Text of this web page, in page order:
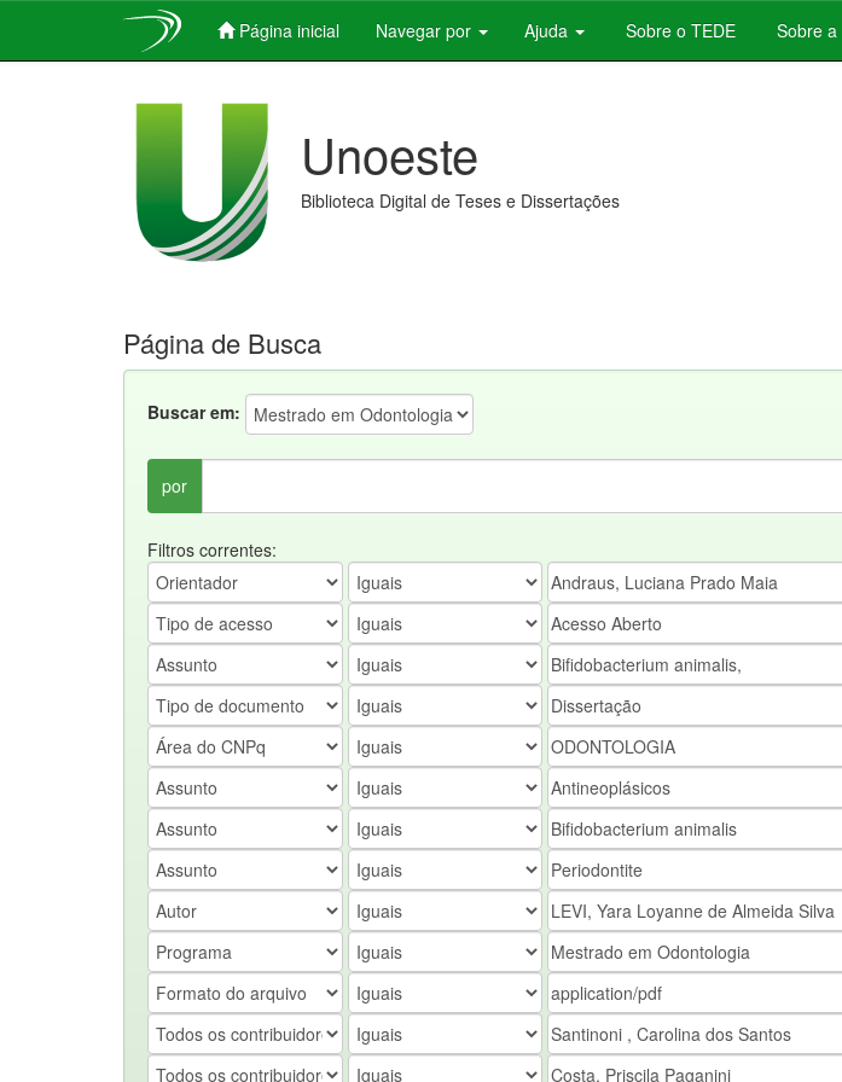
Página inicial Navegar por Ajuda Sobre o TEDE Sobre a
Unoeste
Biblioteca Digital de Teses e Dissertações
Página de Busca
Buscar em:
por
Filtros correntes: